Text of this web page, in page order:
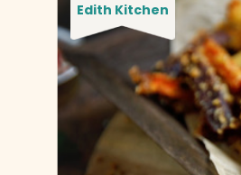
Edith Kitchen